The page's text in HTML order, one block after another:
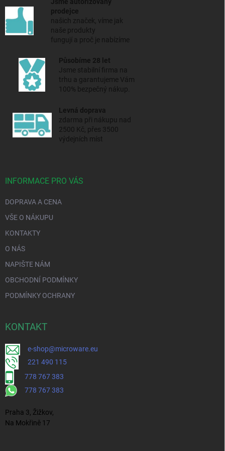
Jsme autorizovaný
prodejce
našich značek, víme jak
naše produkty
fungují a proč je nabízíme
Působíme 28 let
Jsme stabilní firma na
trhu a garantujeme Vám
100% bezpečný nákup.
Levná doprava
zdarma při nákupu nad
2500 Kč, přes 3500
výdejních míst
INFORMACE PRO VÁS
DOPRAVA A CENA
VŠE O NÁKUPU
KONTAKTY
O NÁS
NAPIŠTE NÁM
OBCHODNÍ PODMÍNKY
PODMÍNKY OCHRANY
KONTAKT
e-shop@microware.eu
221 490 115
778 767 383
778 767 383
Praha 3, Žižkov,
Na Mokřině 17